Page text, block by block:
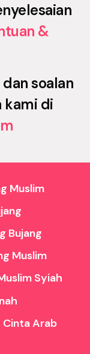
&
soalan
kami di
Muslim
Bujang
Muslim
Syiah
Cinta Arab